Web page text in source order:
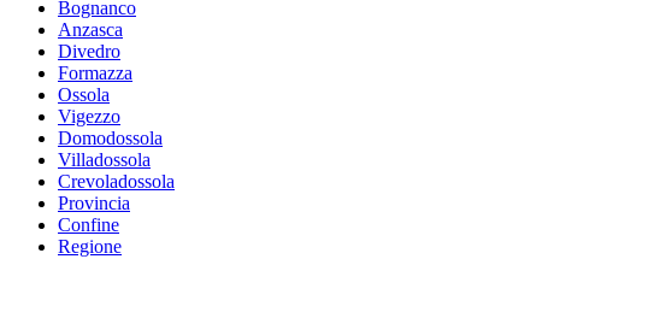
Bognanco
Anzasca
Divedro
Formazza
Ossola
Vigezzo
Domodossola
Villadossola
Crevoladossola
Provincia
Confine
Regione